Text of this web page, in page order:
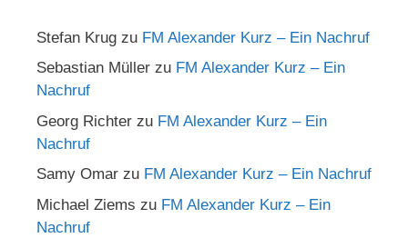
Stefan Krug zu FM Alexander Kurz – Ein Nachruf
Sebastian Müller zu FM Alexander Kurz – Ein
Nachruf
Georg Richter zu FM Alexander Kurz – Ein
Nachruf
Samy Omar zu FM Alexander Kurz – Ein Nachruf
Michael Ziems zu FM Alexander Kurz – Ein
Nachruf